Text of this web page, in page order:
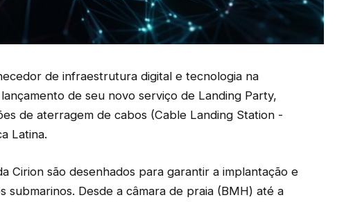
de infraestrutura digital e tecnologia na
de seu novo serviço de Landing Party,
de aterragem de cabos (Cable Landing Station -
Latina.
Cirion são desenhados para garantir a implantação e
submarinos. Desde a câmara de praia (BMH) até a